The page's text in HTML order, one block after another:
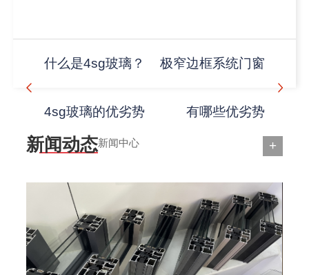
什么是4sg玻璃？
4sg玻璃的优劣势
极窄边框系统门窗
有哪些优劣势
新闻动态 +
新闻中心